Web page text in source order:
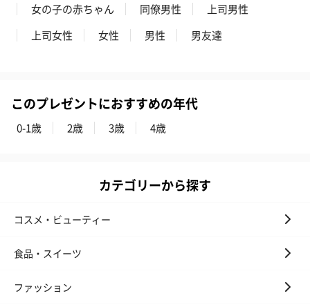
お酒
ディット（712円）
ブラック１２
おつまみ・その他
女の子の赤ちゃん
同僚男性
上司男性
上司女性
女性 男性 男友達
このプレゼントにおすすめの年代
0-1歳 2歳 3歳 4歳
カテゴリーから探す
コスメ・ビューティー
食品・スイーツ
ファッション